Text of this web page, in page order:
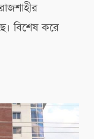
বিশেষ করে